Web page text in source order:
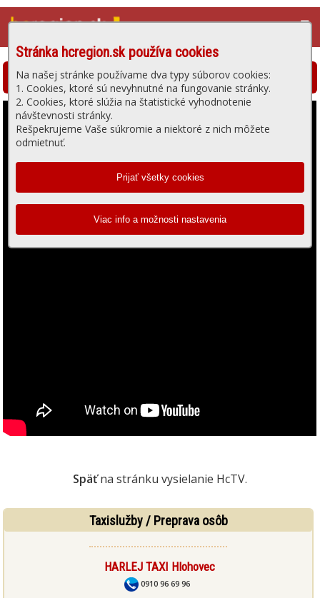
☰
Stránka hcregion.sk používa cookies
Na našej stránke používame dva typy súborov cookies:
1. Cookies, ktoré sú nevyhnutné na fungovanie stránky.
2. Cookies, ktoré slúžia na štatistické vyhodnotenie
návštevnosti stránky.
Rešpekrujeme Vaše súkromie a niektoré z nich môžete
odmietnuť.
Hlohovská televízia - prehrávanie videa
Späťna stránku vysielanie HcTV.
Taxislužby / Preprava osôb
HARLEJ TAXI Hlohovec
0910 96 69 96